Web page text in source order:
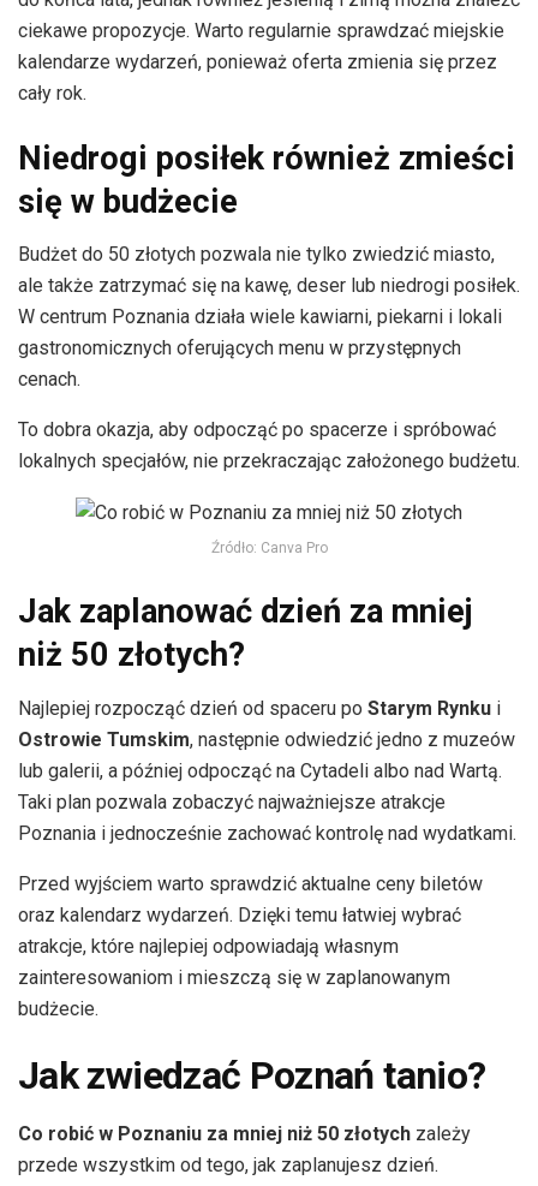
ciekawe propozycje. Warto regularnie sprawdzać miejskie
kalendarze wydarzeń, ponieważ oferta zmienia się przez
cały rok.
Niedrogi posiłek również zmieści
się w budżecie
Budżet do 50 złotych pozwala nie tylko zwiedzić miasto,
ale także zatrzymać się na kawę, deser lub niedrogi posiłek.
W centrum Poznania działa wiele kawiarni, piekarni i lokali
gastronomicznych oferujących menu w przystępnych
cenach.
To dobra okazja, aby odpocząć po spacerze i spróbować
lokalnych specjałów, nie przekraczając założonego budżetu.
Źródło: Canva Pro
Jak zaplanować dzień za mniej
niż 50 złotych?
Najlepiej rozpocząć dzień od spaceru po Starym Rynku i
Ostrowie Tumskim, następnie odwiedzić jedno z muzeów
lub galerii, a później odpocząć na Cytadeli albo nad Wartą.
Taki plan pozwala zobaczyć najważniejsze atrakcje
Poznania i jednocześnie zachować kontrolę nad wydatkami.
Przed wyjściem warto sprawdzić aktualne ceny biletów
oraz kalendarz wydarzeń. Dzięki temu łatwiej wybrać
atrakcje, które najlepiej odpowiadają własnym
zainteresowaniom i mieszczą się w zaplanowanym
budżecie.
Jak zwiedzać Poznań tanio?
Co robić w Poznaniu za mniej niż 50 złotych zależy
przede wszystkim od tego, jak zaplanujesz dzień.